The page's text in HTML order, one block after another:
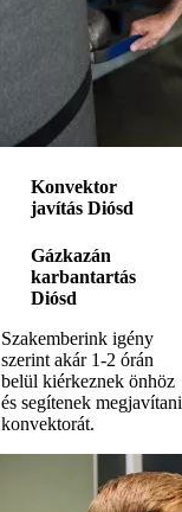
Konvektor
javítás Diósd
Gázkazán
karbantartás
Diósd
Szakemberink igény
szerint akár 1-2 órán
belül kiérkeznek önhöz
és segítenek megjavítani
konvektorát.